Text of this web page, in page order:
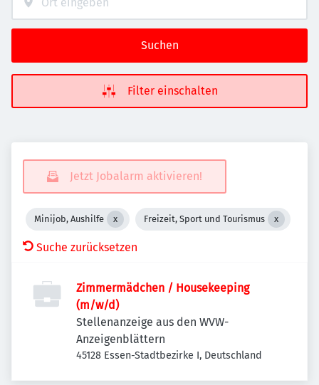
Suchen
Filter einschalten
Jetzt Jobalarm aktivieren!
Minijob, Aushilfe Freizeit, Sport und Tourismus
Suche zurücksetzen
Zimmermädchen / Housekeeping
(m/w/d)
Stellenanzeige aus den WVW-
Anzeigenblättern
45128 Essen-Stadtbezirke I, Deutschland